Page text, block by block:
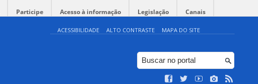
Participe Acesso à informação Legislação Canais
ACESSIBILIDADE ALTO CONTRASTE MAPA DO SITE